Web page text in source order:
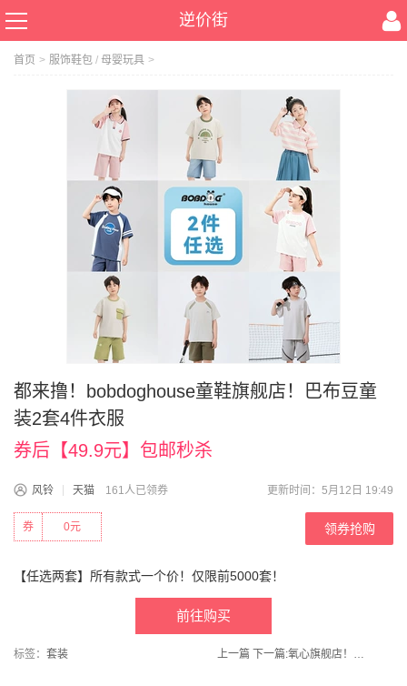
逆价街
首页 > 服饰鞋包 / 母婴玩具 >
都来撸！bobdoghouse童鞋旗舰店！巴布豆童
装2套4件衣服
券后【49.9元】包邮秒杀
风铃 天猫 161人已领券 更新时间：5月12日 19:49
0元
券 领券抢购
【任选两套】所有款式一个价！仅限前5000套！
前往购买
标签： 套装 上一篇 下一篇: 氧心旗舰店！10条氧心40S高支棉山茶花内裤